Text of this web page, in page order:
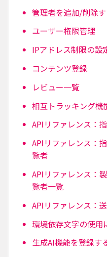
管理者を追加/削除
ユーザー権限管理
IPアドレス制限の設
コンテンツ登録
レビュー一覧
相互トラッキング機
APIリファレンス：
APIリファレンス：
覧者
APIリファレンス：
覧者一覧
APIリファレンス：
環境依存文字の使用
生成AI機能を登録す